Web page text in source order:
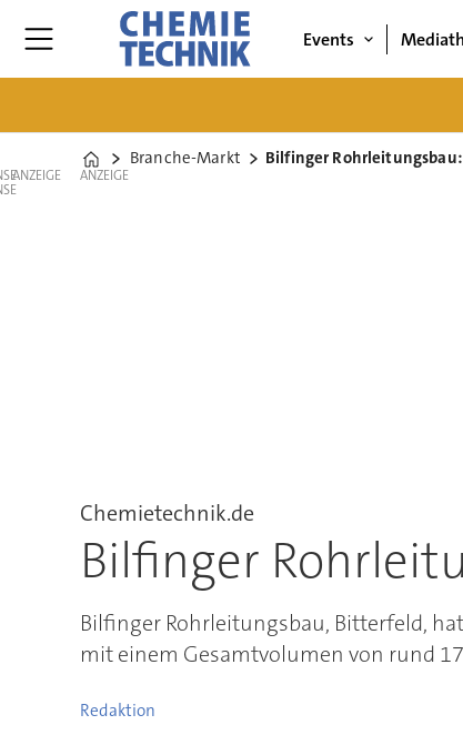
Events
Home
Branche-Markt Bilfinger
ANZEIGE ANZEIGE
Chemietechnik.de
Bilfinger
Bilfinger Rohrleitungsbau, Bitterfeld,
mit einem Gesamtvolumen von rund
Redaktion